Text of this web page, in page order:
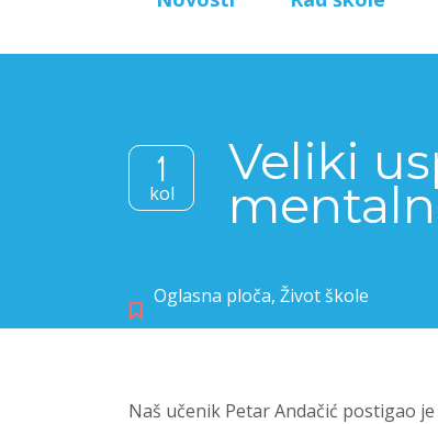
1
kol
Veliki
Oglasna ploča, Život škole
Naš učenik Petar Andačić postigao